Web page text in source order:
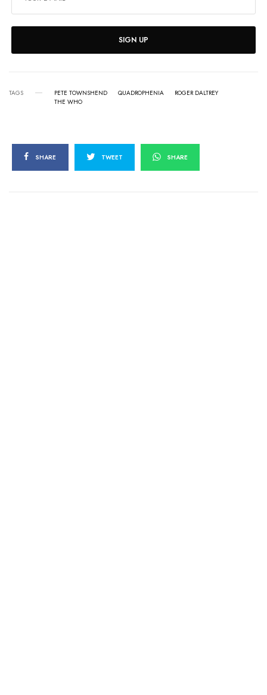
SIGN UP
TAGS PETE TOWNSHEND QUADROPHENIA
ROGER DALTREY
THE WHO
SHARE TWEET SHARE